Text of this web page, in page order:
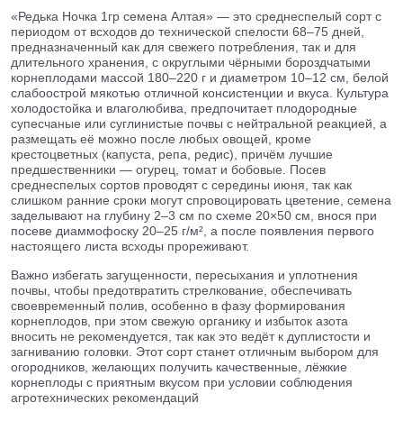
«Редька Ночка 1гр семена Алтая» — это среднеспелый сорт с
периодом от всходов до технической спелости 68–75 дней,
предназначенный как для свежего потребления, так и для
длительного хранения, с округлыми чёрными бороздчатыми
корнеплодами массой 180–220 г и диаметром 10–12 см, белой
слабоострой мякотью отличной консистенции и вкуса. Культура
холодостойка и влаголюбива, предпочитает плодородные
супесчаные или суглинистые почвы с нейтральной реакцией, а
размещать её можно после любых овощей, кроме
крестоцветных (капуста, репа, редис), причём лучшие
предшественники — огурец, томат и бобовые. Посев
среднеспелых сортов проводят с середины июня, так как
слишком ранние сроки могут спровоцировать цветение, семена
заделывают на глубину 2–3 см по схеме 20×50 см, внося при
посеве диаммофоску 20–25 г/м², а после появления первого
настоящего листа всходы прореживают.
Важно избегать загущенности, пересыхания и уплотнения
почвы, чтобы предотвратить стрелкование, обеспечивать
своевременный полив, особенно в фазу формирования
корнеплодов, при этом свежую органику и избыток азота
вносить не рекомендуется, так как это ведёт к дуплистости и
загниванию головки. Этот сорт станет отличным выбором для
огородников, желающих получить качественные, лёжкие
корнеплоды с приятным вкусом при условии соблюдения
агротехнических рекомендаций